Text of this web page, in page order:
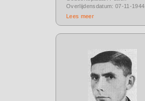
Overlijdensdatum: 07-11-1944
Lees meer